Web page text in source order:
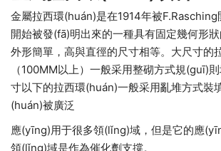
金屬拉西環(huán)是在1914年被F.Rasching
開始被發(fā)明出來的一種具有固定幾何形狀
外形簡單，高與直徑的尺寸相等。大尺寸
（100MM以上）一般采用整砌方式規(guī)
寸以下的拉西環(huán)一般采用亂堆方式裝填
(huán)被廣泛
應(yīng)用于很多領(lǐng)域，但是它的應
領(lǐng)域是作為催化劑支撐。